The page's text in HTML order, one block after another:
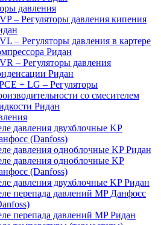
давления
– Регуляторы давления кипения
– Регуляторы давления в картере
Ридан
– Регуляторы давления
Ридан
+ LG – Регуляторы
со смесителем
Ридан
давления двухблочные KP
(Danfoss)
давления одноблочные KP Ридан
давления одноблочные KP
(Danfoss)
давления двухблочные KP Ридан
перепада давлений MP Данфосс
перепада давлений MP Ридан